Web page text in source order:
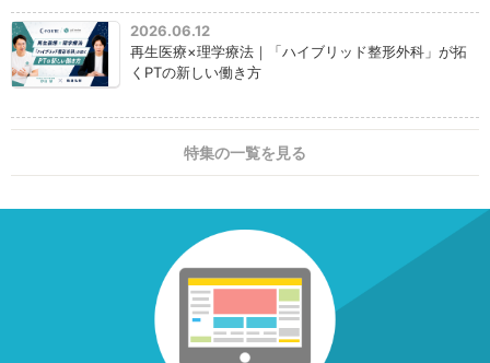
2026.06.12
再生医療×理学療法｜「ハイブリッド整形外科」が拓
くPTの新しい働き方
特集の一覧を見る